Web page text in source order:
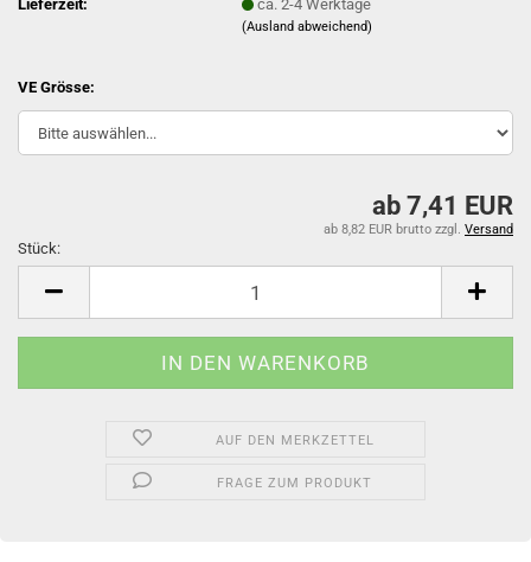
Lieferzeit:
ca. 2-4 Werktage
(Ausland abweichend)
VE Grösse:
ab 7,41 EUR
ab 8,82 EUR brutto zzgl. Versand
Stück:
AUF DEN MERKZETTEL
FRAGE ZUM PRODUKT